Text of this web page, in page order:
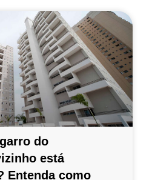
do
está
Entenda como